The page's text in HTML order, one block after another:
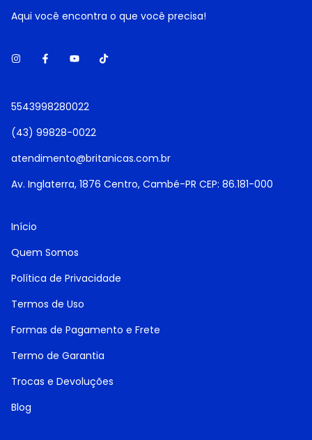
Aqui você encontra o que você precisa!
5543998280022
(43) 99828-0022
atendimento@britanicas.com.br
Av. Inglaterra, 1876 Centro, Cambé-PR CEP: 86.181-000
Início
Quem Somos
Política de Privacidade
Termos de Uso
Formas de Pagamento e Frete
Termo de Garantia
Trocas e Devoluções
Blog